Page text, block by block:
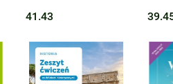
podstawowa
41.43